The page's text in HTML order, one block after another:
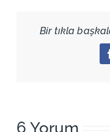
Bir tıkla
6 Yorum